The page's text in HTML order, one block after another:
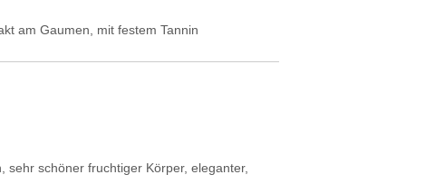
am Gaumen, mit festem Tannin
schöner fruchtiger Körper, eleganter,